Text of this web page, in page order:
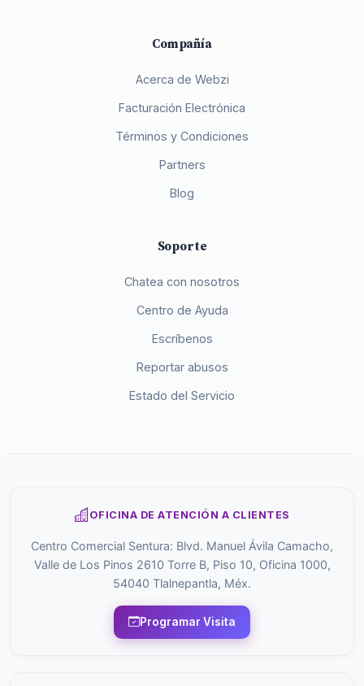
Compañía
Acerca de Webzi
Facturación Electrónica
Términos y Condiciones
Partners
Blog
Soporte
Chatea con nosotros
Centro de Ayuda
Escríbenos
Reportar abusos
Estado del Servicio
OFICINA DE ATENCIÓN A CLIENTES
Centro Comercial Sentura: Blvd. Manuel Ávila Camacho,
Valle de Los Pinos 2610 Torre B, Piso 10, Oficina 1000,
54040 Tlalnepantla, Méx.
Programar Visita